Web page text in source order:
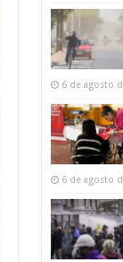
6 de agosto
6 de agosto